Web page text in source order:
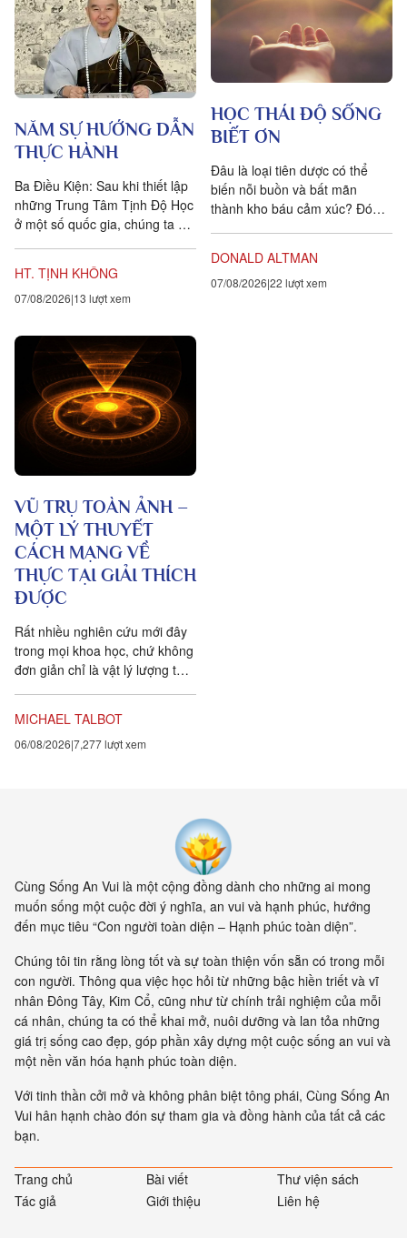
NĂM SỰ HƯỚNG DẪN
THỰC HÀNH
Ba Điều Kiện: Sau khi thiết lập
những Trung Tâm Tịnh Độ Học
ở một số quốc gia, chúng ta đặt
hành giả Tịnh...
HT. TỊNH KHÔNG
07/08/2026 13 lượt xem
HỌC THÁI ĐỘ SỐNG
BIẾT ƠN
Đâu là loại tiên dược có thể
biến nỗi buồn và bất mãn
thành kho báu cảm xúc? Đó
DONALD ALTMAN
07/08/2026 22 lượt xem
VŨ TRỤ TOÀN ẢNH –
MỘT LÝ THUYẾT
CÁCH MẠNG VỀ
THỰC TẠI GIẢI THÍCH
ĐƯỢC
Rất nhiều nghiên cứu mới đây
trong mọi khoa học, chứ không
đơn giản chỉ là vật lý lượng tử,
chúng ta tưởng. Một câu
chuyện khoa học đang xuất
kết nối. Khía cạnh quan trọng
nhất của sự sống không còn là
vật nữa, mà là mối liên hệ giữa
các vật.
MICHAEL TALBOT
06/08/2026 7,277 lượt xem
Cùng Sống An Vui là một cộng đồng dành cho những ai mong
muốn sống một cuộc đời ý nghĩa, an vui và hạnh phúc, hướng
đến mục tiêu “Con người toàn diện – Hạnh phúc toàn diện”.
Chúng tôi tin rằng lòng tốt và sự toàn thiện vốn sẵn có trong mỗi
con người. Thông qua việc học hỏi từ những bậc hiền triết và vĩ
nhân Đông Tây, Kim Cổ, cũng như từ chính trải nghiệm của mỗi
cá nhân, chúng ta có thể khai mở, nuôi dưỡng và lan tỏa những
giá trị sống cao đẹp, góp phần xây dựng một cuộc sống an vui và
một nền văn hóa hạnh phúc toàn diện.
Với tinh thần cởi mở và không phân biệt tông phái, Cùng Sống An
Vui hân hạnh chào đón sự tham gia và đồng hành của tất cả các
bạn.
Trang chủ Bài viết
Thư viện sách
Tác giả
Giới thiệu Liên hệ